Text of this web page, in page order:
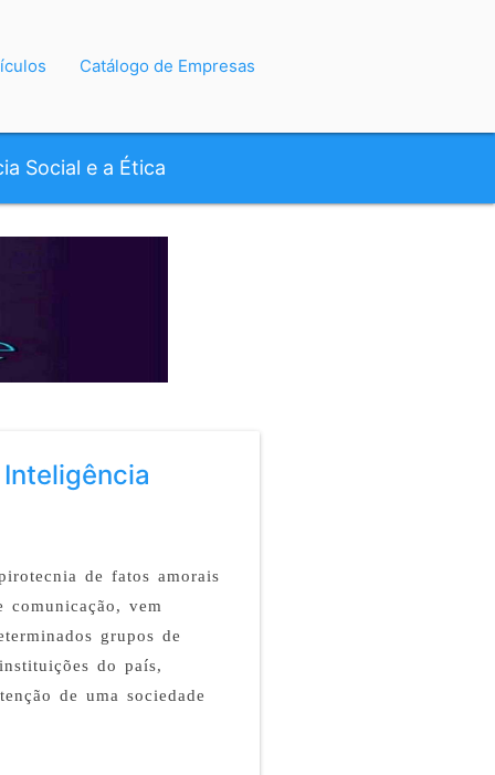
Catálogo de Empresas
Social e a Ética
de fatos amorais
comunicação, vem
grupos de
do país,
de uma sociedade